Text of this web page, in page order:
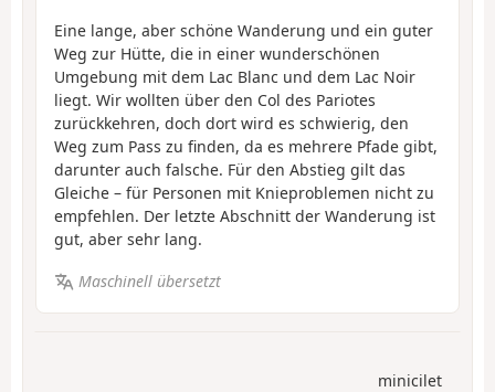
Eine lange, aber schöne Wanderung und ein guter
Weg zur Hütte, die in einer wunderschönen
Umgebung mit dem Lac Blanc und dem Lac Noir
liegt. Wir wollten über den Col des Pariotes
zurückkehren, doch dort wird es schwierig, den
Weg zum Pass zu finden, da es mehrere Pfade gibt,
darunter auch falsche. Für den Abstieg gilt das
Gleiche – für Personen mit Knieproblemen nicht zu
empfehlen. Der letzte Abschnitt der Wanderung ist
gut, aber sehr lang.
Maschinell übersetzt
minicilet